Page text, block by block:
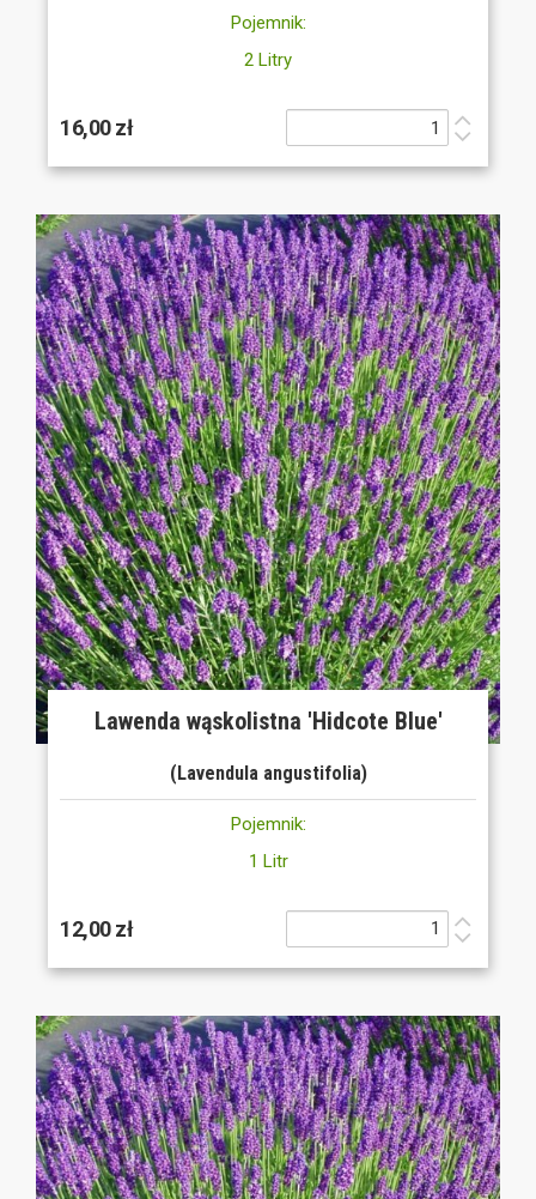
Pojemnik:
2 Litry
16,00 zł
Lawenda wąskolistna 'Hidcote Blue'
(Lavendula angustifolia)
Pojemnik:
1 Litr
12,00 zł